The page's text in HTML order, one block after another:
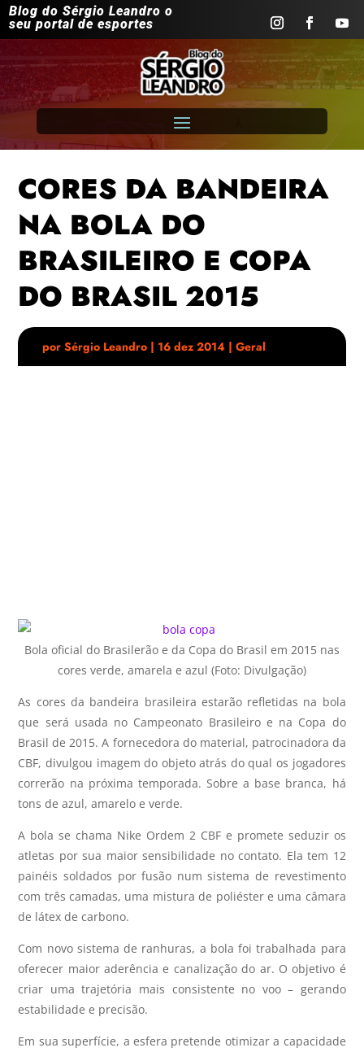
Blog do Sérgio Leandro o
seu portal de esportes
CORES DA BANDEIRA
NA BOLA DO
BRASILEIRO E COPA
DO BRASIL 2015
porSérgio Leandro | 16 dez 2014 |Geral
Bola oficial do Brasilerão e da Copa do Brasil em 2015 nas
cores verde, amarela e azul (Foto: Divulgação)
As cores da bandeira brasileira estarão refletidas na bola
que será usada no Campeonato Brasileiro e na Copa do
Brasil de 2015. A fornecedora do material, patrocinadora da
CBF, divulgou imagem do objeto atrás do qual os jogadores
correrão na próxima temporada. Sobre a base branca, há
tons de azul, amarelo e verde.
A bola se chama Nike Ordem 2 CBF e promete seduzir os
atletas por sua maior sensibilidade no contato. Ela tem 12
painéis soldados por fusão num sistema de revestimento
com três camadas, uma mistura de poliéster e uma câmara
de látex de carbono.
Com novo sistema de ranhuras, a bola foi trabalhada para
oferecer maior aderência e canalização do ar. O objetivo é
criar uma trajetória mais consistente no voo – gerando
estabilidade e precisão.
Em sua superfície, a esfera pretende otimizar a capacidade